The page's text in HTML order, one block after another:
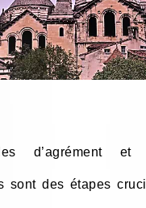
d’agrément et
sont des étapes